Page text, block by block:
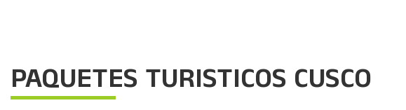
PAQUETES TURISTICOS CUSCO